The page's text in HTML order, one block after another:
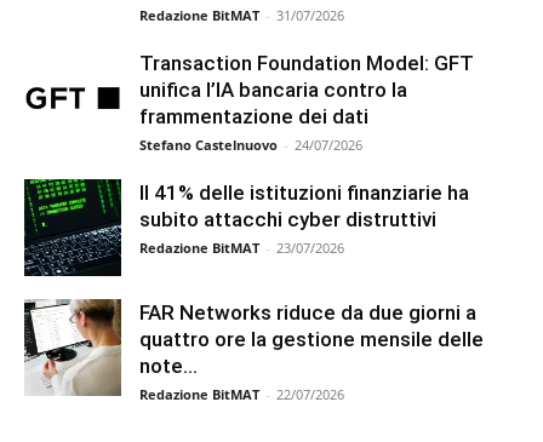
Redazione BitMAT - 31/07/2026
Transaction Foundation Model: GFT
unifica l’IA bancaria contro la
frammentazione dei dati
Stefano Castelnuovo - 24/07/2026
Il 41% delle istituzioni finanziarie ha
subito attacchi cyber distruttivi
Redazione BitMAT - 23/07/2026
FAR Networks riduce da due giorni a
quattro ore la gestione mensile delle
note...
Redazione BitMAT - 22/07/2026